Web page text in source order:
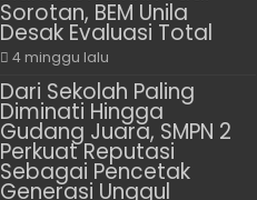
Sorotan, BEM Unila
Desak Evaluasi Total
4 minggu lalu
Dari Sekolah Paling
Diminati Hingga
Gudang Juara, SMPN 2
Perkuat Reputasi
Sebagai Pencetak
Generasi Unggul